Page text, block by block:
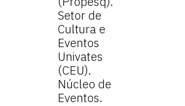
Setor de
Cultura e
Eventos
Univates
(CEU).
Núcleo de
Eventos.